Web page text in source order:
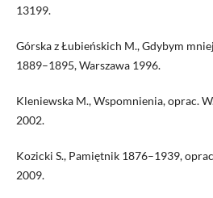
13199.
Górska z Łubieńskich M., Gdybym
1889–1895, Warszawa 1996.
Kleniewska M., Wspomnienia, oprac.
2002.
Kozicki S., Pamiętnik 1876–1939,
2009.